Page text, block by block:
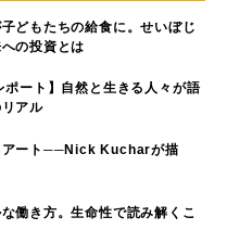
どもたちの給食に。せいぼじ
の投資とは
ポート】自然と生きる人々が語
アル
アート──Nick Kucharが描
働き方。生命性で読み解くこ